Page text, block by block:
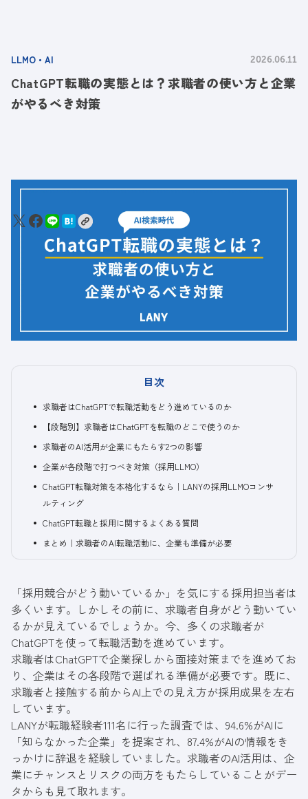
LLMO・AI 2026.06.11
ChatGPT転職の実態とは？求職者の使い方と企業
がやるべき対策
目次
求職者はChatGPTで転職活動をどう進めているのか
【段階別】求職者はChatGPTを転職のどこで使うのか
求職者のAI活用が企業にもたらす2つの影響
企業が各段階で打つべき対策（採用LLMO）
ChatGPT転職対策を本格化するなら｜LANYの採用LLMOコンサ
ルティング
ChatGPT転職と採用に関するよくある質問
まとめ｜求職者のAI転職活動に、企業も準備が必要
「採用競合がどう動いているか」を気にする採用担当者は
多くいます。しかしその前に、求職者自身がどう動いてい
るかが見えているでしょうか。今、多くの求職者が
ChatGPTを使って転職活動を進めています。
求職者はChatGPTで企業探しから面接対策までを進めてお
り、企業はその各段階で選ばれる準備が必要です。既に、
求職者と接触する前からAI上での見え方が採用成果を左右
しています。
LANYが転職経験者111名に行った調査では、94.6%がAIに
「知らなかった企業」を提案され、87.4%がAIの情報をき
っかけに辞退を経験していました。求職者のAI活用は、企
業にチャンスとリスクの両方をもたらしていることがデー
タからも見て取れます。